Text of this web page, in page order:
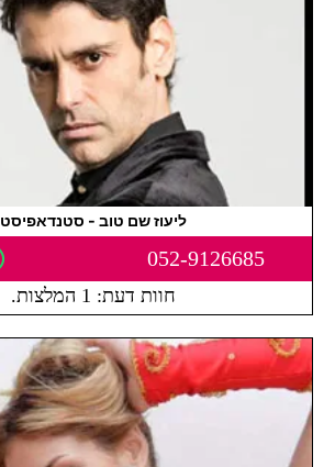
ליעוז שם טוב - סטנדאפיסט
052-9126685
חוות דעת: 1 המלצות.